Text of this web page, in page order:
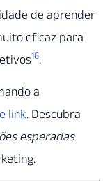
de aprender
eficaz para
16.
a
link. Descubra
esperadas